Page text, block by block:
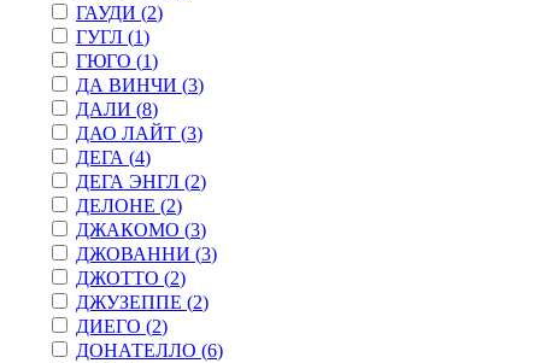
ГАУДИ (2)
ГУГЛ (1)
ГЮГО (1)
ДА ВИНЧИ (3)
ДАЛИ (8)
ДАО ЛАЙТ (3)
ДЕГА (4)
ДЕГА ЭНГЛ (2)
ДЕЛОНЕ (2)
ДЖАКОМО (3)
ДЖОВАННИ (3)
ДЖОТТО (2)
ДЖУЗЕППЕ (2)
ДИЕГО (2)
ДОНАТЕЛЛО (6)